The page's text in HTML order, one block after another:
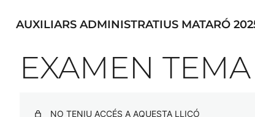
AUXILIARS ADMINISTRATIUS MATARÓ
EXAMEN
NO TENIU ACCÉS A AQUESTA LLIÇÓ